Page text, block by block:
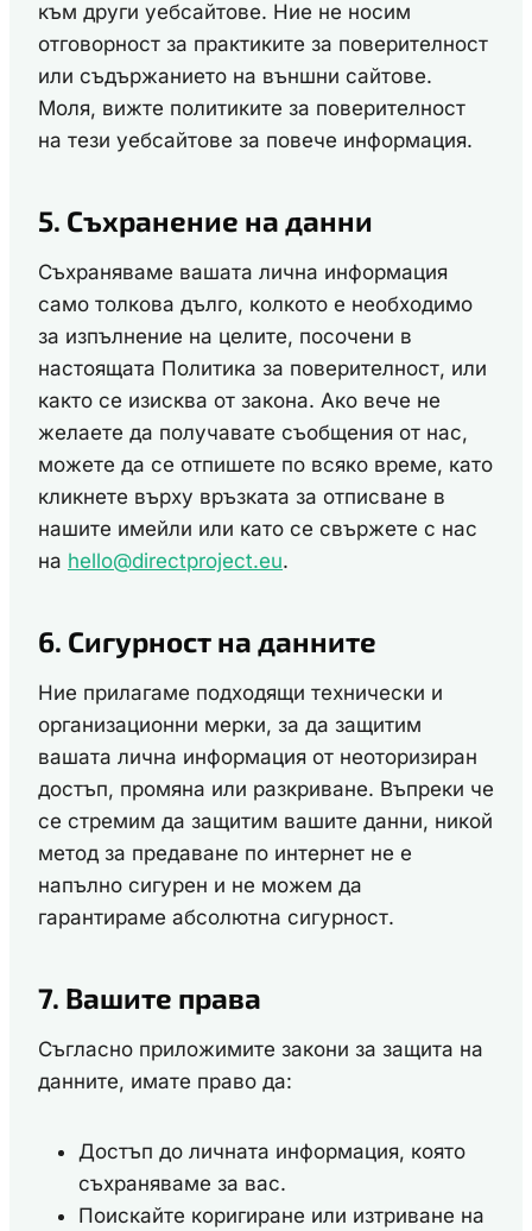
към други уебсайтове. Ние не носим
отговорност за практиките за поверителност
или съдържанието на външни сайтове.
Моля, вижте политиките за поверителност
на тези уебсайтове за повече информация.
5. Съхранение на данни
Съхраняваме вашата лична информация
само толкова дълго, колкото е необходимо
за изпълнение на целите, посочени в
настоящата Политика за поверителност, или
както се изисква от закона. Ако вече не
желаете да получавате съобщения от нас,
можете да се отпишете по всяко време, като
кликнете върху връзката за отписване в
нашите имейли или като се свържете с нас
на hello@directproject.eu.
6. Сигурност на данните
Ние прилагаме подходящи технически и
организационни мерки, за да защитим
вашата лична информация от неоторизиран
достъп, промяна или разкриване. Въпреки че
се стремим да защитим вашите данни, никой
метод за предаване по интернет не е
напълно сигурен и не можем да
гарантираме абсолютна сигурност.
7. Вашите права
Съгласно приложимите закони за защита на
данните, имате право да:
Достъп до личната информация, която
съхраняваме за вас.
Поискайте коригиране или изтриване на